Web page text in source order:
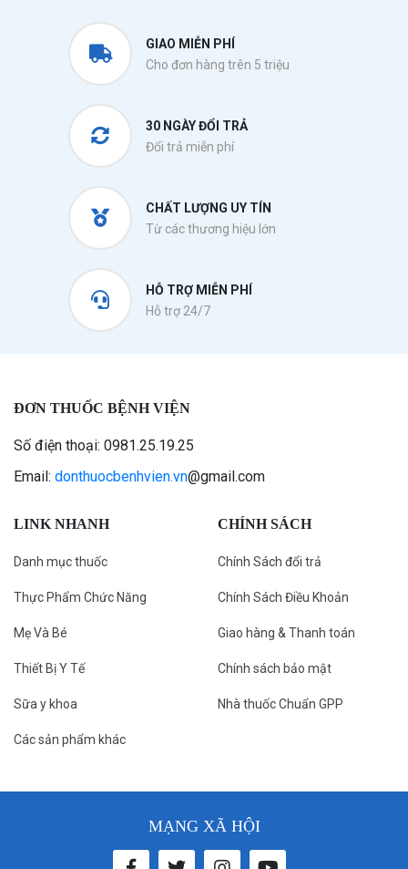
GIAO MIỄN PHÍ
Cho đơn hàng trên 5 triệu
30 NGÀY ĐỔI TRẢ
Đổi trả miễn phí
CHẤT LƯỢNG UY TÍN
Từ các thương hiệu lớn
HỖ TRỢ MIỄN PHÍ
Hỗ trợ 24/7
ĐƠN THUỐC BỆNH VIỆN
Số điện thoại: 0981.25.19.25
Email: donthuocbenhvien.vn@gmail.com
LINK NHANH
Danh mục thuốc
Thực Phẩm Chức Năng
Mẹ Và Bé
Thiết Bị Y Tế
Sữa y khoa
Các sản phẩm khác
CHÍNH SÁCH
Chính Sách đổi trả
Chính Sách Điều Khoản
Giao hàng & Thanh toán
Chính sách bảo mật
Nhà thuốc Chuẩn GPP
MẠNG XÃ HỘI